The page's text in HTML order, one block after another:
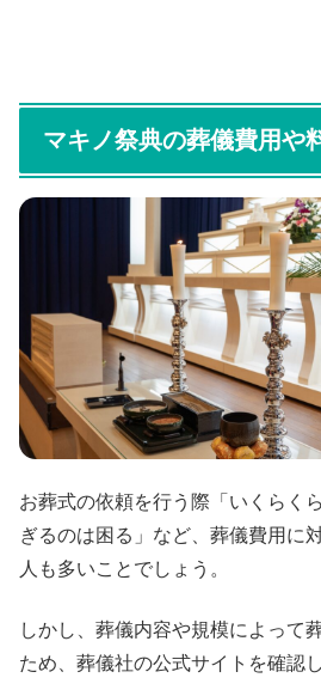
マキノ祭典の葬儀費用や
お葬式の依頼を行う際「いくらく
ぎるのは困る」など、葬儀費用に
人も多いことでしょう。
しかし、葬儀内容や規模によって
ため、葬儀社の公式サイトを確認